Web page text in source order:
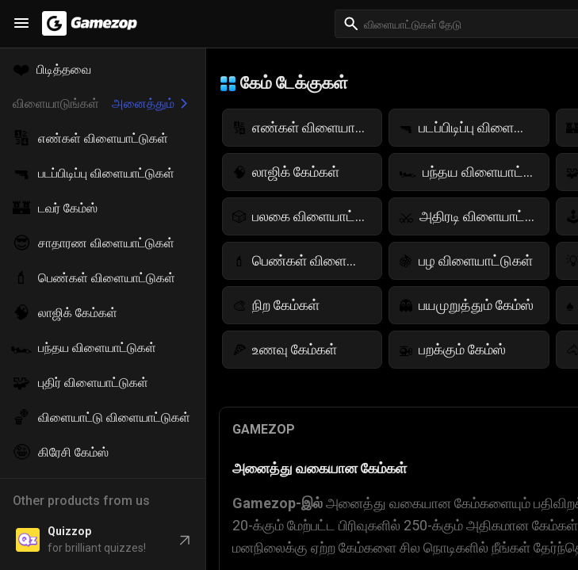
❤️ பிடித்தவை
விளையாடுங்கள் அனைத்தும்
🔢 எண்கள் விளையாட்டுகள்
🔫 படப்பிடிப்பு விளையாட்டுகள்
🏰 டவர் கேம்ஸ்
😎 சாதாரண விளையாட்டுகள்
💄 பெண்கள் விளையாட்டுகள்
🧠 லாஜிக் கேம்கள்
🏎️ பந்தய விளையாட்டுகள்
🧩 புதிர் விளையாட்டுகள்
🏀 விளையாட்டு விளையாட்டுகள்
🤪 கிரேசி கேம்ஸ்
Other products from us
Quizzop
for brilliant quizzes!
கேம் டேக்குகள்
🔢 எண்கள் விளையாட்டுகள் 🔫 படப்பிடிப்பு விளையாட்டுகள்
🧠 லாஜிக் கேம்கள் 🏎️ பந்தய விளையாட்டுகள் 🧩
🎲 பலகை விளையாட்டுகள் ⚔️ அதிரடி விளையாட்டுகள்
💄 பெண்கள் விளையாட்டுகள் 🍇 பழ விளையாட்டுகள்
🎨 நிற கேம்கள் 👻 பயமுறுத்தும் கேம்ஸ் ♠️
🍕 உணவு கேம்கள் 🚁 பறக்கும் கேம்ஸ் 🐴
GAMEZOP
அனைத்து வகையான கேம்கள்
Gamezop-இல்அனைத்து வகையான கேம்களையும்
20-க்கும் மேற்பட்ட பிரிவுகளில் 250-க்கும் அதிகமான
மனநிலைக்கு ஏற்ற கேம்களை சில நொடிகளில் நீங்கள்